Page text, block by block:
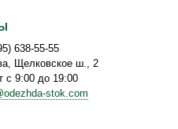
638-55-55
, Щелковское ш., 2
с 9:00 до 19:00
stok.com